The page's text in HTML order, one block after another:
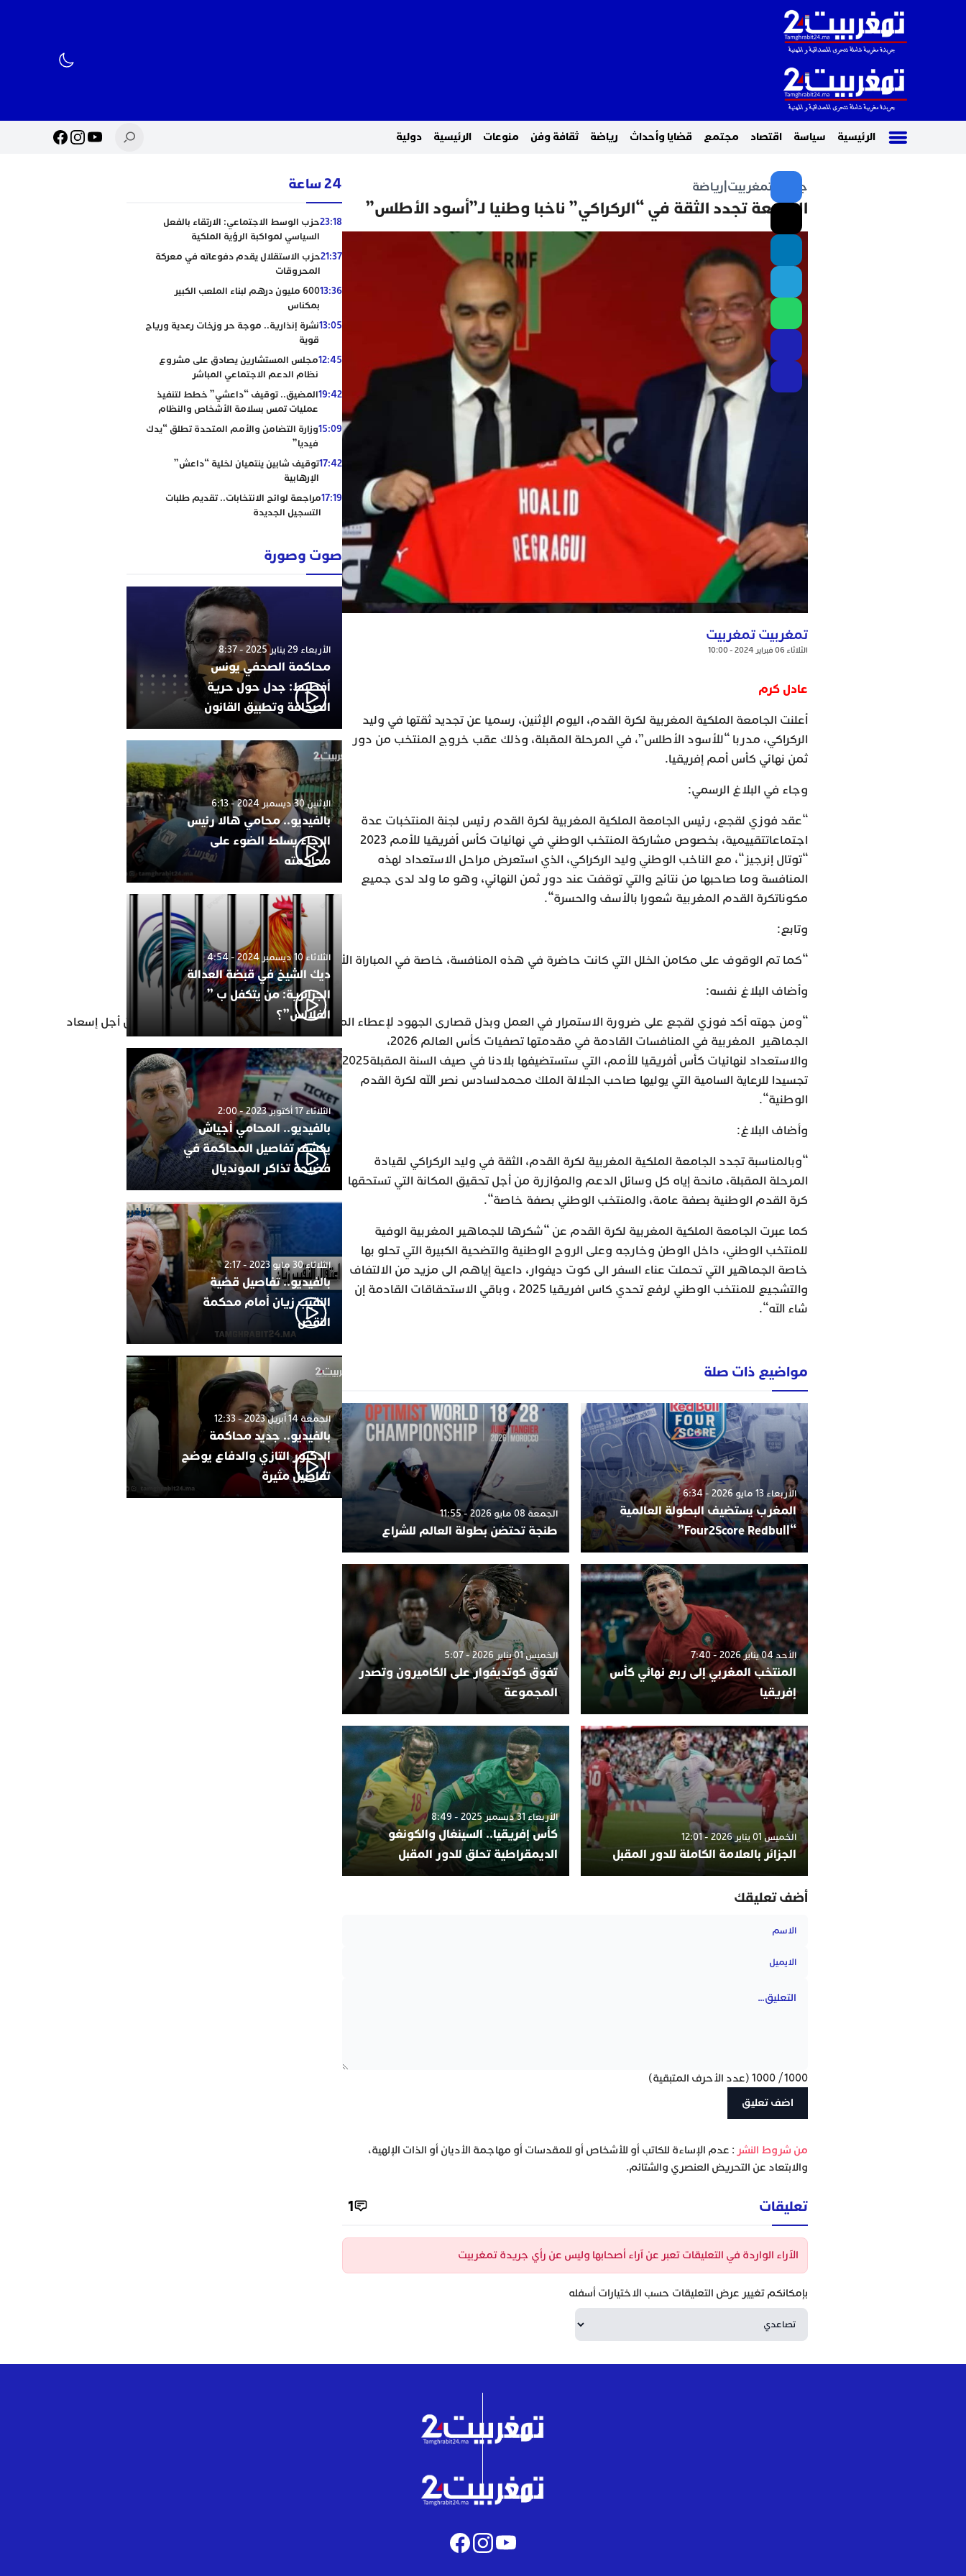
الرئيسية سياسة اقتصاد مجتمع قضايا وأحداث رياضة ثقافة وفن منوعات الرئيسية دولية
جريدة تمغربيت رياضة
الجامعة تجدد الثقة في “الركراكي” ناخبا وطنيا لـ”أسود الأطلس”
تمغربيت تمغربيت
الثلاثاء 06 فبراير 2024 - 10:00
عادل كرم
أعلنت الجامعة الملكية المغربية لكرة القدم، اليوم الإثنين، رسميا عن تجديد ثقتها في وليد
الركراكي، مدربا “للأسود الأطلس”، في المرحلة المقبلة، وذلك عقب خروج المنتخب من دور
ثمن نهائي كأس أمم إفريقيا.
وجاء في البلاغ الرسمي:
“عقد فوزي لقجع، رئيس الجامعة الملكية المغربية لكرة القدم رئيس لجنة المنتخبات عدة
اجتماعاتتقييمية، بخصوص مشاركة المنتخب الوطني في نهائيات كأس أفريقيا للأمم 2023
“توتال إنرجيز“، مع الناخب الوطني وليد الركراكي، الذي استعرض مراحل الاستعداد لهذه
المنافسة وما صاحبها من نتائج والتي توقفت عند دور ثمن النهائي، وهو ما ولد لدى جميع
مكوناتكرة القدم المغربية شعورا بالأسف والحسرة“.
وتابع:
“كما تم الوقوف على مكامن الخلل التي كانت حاضرة في هذه المنافسة، خاصة في المباراة الأخيرة أمام منتخب جنوب أفريقيا“.
وأضاف البلاغ نفسه:
“ومن جهته أكد فوزي لقجع على ضرورة الاستمرار في العمل وبذل قصارى الجهود لإعطاء المنتخب وكرة القدم المكانةالتي تستحقها، من أجل إسعاد
الجماهير المغربية في المنافسات القادمة في مقدمتها تصفيات كأس العالم 2026،
والاستعداد لنهائيات كأس أفريقيا للأمم، التي ستستضيفها بلادنا في صيف السنة المقبلة2025
تجسيدا للرعاية السامية التي يوليها صاحب الجلالة الملك محمدلسادس نصر الله لكرة القدم
الوطنية“.
وأضاف البلاغ:
“وبالمناسبة تجدد الجامعة الملكية المغربية لكرة القدم، الثقة في وليد الركراكي لقيادة
المرحلة المقبلة، مانحة إياه كل وسائل الدعم والمؤازرة من أجل تحقيق المكانة التي تستحقها
كرة القدم الوطنية بصفة عامة، والمنتخب الوطني بصفة خاصة“.
كما عبرت الجامعة الملكية المغربية لكرة القدم عن “شكرها للجماهير المغربية الوفية
للمنتخب الوطني، داخل الوطن وخارجه وعلى الروح الوطنية والتضحية الكبيرة التي تحلو بها
خاصة الجماهير التي تحملت عناء السفر الى كوت ديفوار، داعية إياهم الى مزيد من الالتفاف
والتشجيع للمنتخب الوطني لرفع تحدي كاس افريقيا 2025 ، وباقي الاستحقاقات القادمة إن
شاء الله“.
مواضيع ذات صلة
الأربعاء 13 مايو 2026 - 6:34
المغرب يستضيف البطولة العالمية
“Four2Score Redbull”
الجمعة 08 مايو 2026 - 11:55
طنجة تحتضن بطولة العالم للشراع
الأحد 04 يناير 2026 - 7:40
المنتخب المغربي إلى ربع نهائي كأس
إفريقيا
الخميس 01 يناير 2026 - 5:07
تفوق كوتديفوار على الكاميرون وتصدر
المجموعة
الخميس 01 يناير 2026 - 12:01
الجزائر بالعلامة الكاملة للدور المقبل
الأربعاء 31 ديسمبر 2025 - 8:49
كأس إفريقيا.. السينغال والكونغو
الديمقراطية تحلق للدور المقبل
أضف تعليقك
1000
/
1000 (عدد الأحرف المتبقية)
‫من شروط النشر : عدم الإساءة للكاتب أو للأشخاص أو للمقدسات أو مهاجمة الأديان أو الذات الإلهية،
والابتعاد عن التحريض العنصري والشتائم.
تعليقات 1
الآراء الواردة في التعليقات تعبر عن آراء أصحابها وليس عن رأي جريدة تمغربيت
بإمكانكم تغيير عرض التعليقات حسب الاختيارات أسفله
24 ساعة
23:18حزب الوسط الاجتماعي: الارتقاء بالفعل
السياسي لمواكبة الرؤية الملكية
21:37حزب الاستقلال يقدم دفوعاته في معركة
المحروقات
13:36
600 مليون درهم لبناء الملعب الكبير
بمكناس
13:05نشرة إنذارية.. موجة حر وزخات رعدية ورياح
قوية
12:45مجلس المستشارين يصادق على مشروع
نظام الدعم الاجتماعي المباشر
19:42المضيق.. توقيف “داعشي” خطط لتنفيذ
عمليات تمس بسلامة الأشخاص والنظام
15:09وزارة التضامن والأمم المتحدة تطلق “يدك
فيديا”
17:42توقيف شابين ينتميان لخلية “داعش”
الإرهابية
17:19مراجعة لوائح الانتخابات.. تقديم طلبات
التسجيل الجديدة
صوت وصورة
الأربعاء 29 يناير 2025 - 8:37
محاكمة الصحفي يونس
أفطيط: جدل حول حرية
الصحافة وتطبيق القانون
الإثنين 30 ديسمبر 2024 - 6:13
بالفيديو.. محامي هالا رئيس
الرجاء يسلط الضوء على
محاكمته
الثلاثاء 10 ديسمبر 2024 - 4:54
ديك الشيخ في قبضة العدالة
الجزائرية: من يتكفل ب ”
الفلالس”؟
الثلاثاء 17 أكتوبر 2023 - 2:00
بالفيديو.. المحامي أجياش
يكشف تفاصيل المحاكمة في
فضيحة تذاكر المونديال
الثلاثاء 30 مايو 2023 - 2:17
بالفيديو.. تفاصيل قضية
النقيب زيان أمام محكمة
النقض
الجمعة 14 أبريل 2023 - 12:33
بالفيديو.. جديد محاكمة
الدكتور التازي والدفاع يوضح
تفاصيل مثيرة